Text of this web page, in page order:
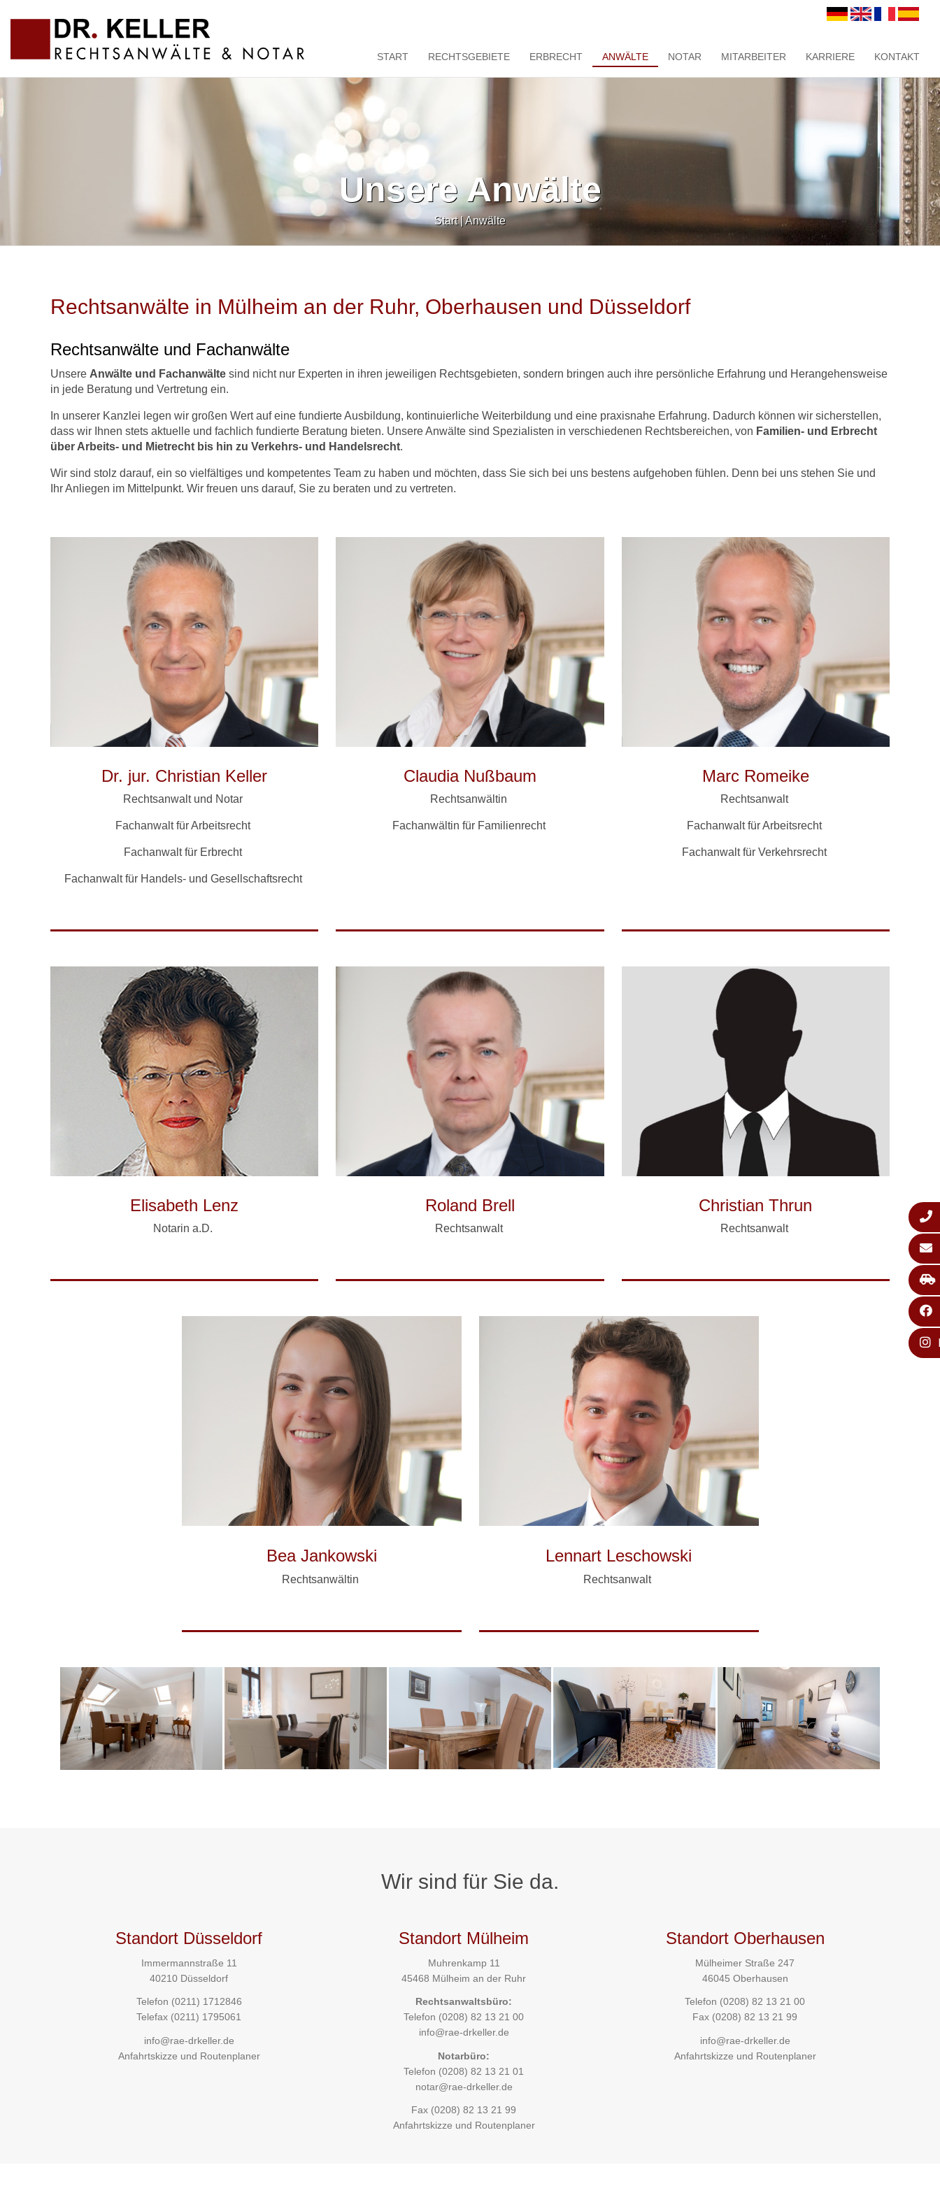
START RECHTSGEBIETE ERBRECHT ANWÄLTE NOTAR MITARBEITER KARRIERE KONTAKT
Unsere Anwälte
Start|Anwälte
Rechtsanwälte in Mülheim an der Ruhr, Oberhausen und Düsseldorf
Rechtsanwälte und Fachanwälte
Unsere Anwälte und Fachanwälte sind nicht nur Experten in ihren jeweiligen Rechtsgebieten, sondern bringen auch ihre persönliche Erfahrung und Herangehensweise
in jede Beratung und Vertretung ein.
In unserer Kanzlei legen wir großen Wert auf eine fundierte Ausbildung, kontinuierliche Weiterbildung und eine praxisnahe Erfahrung. Dadurch können wir sicherstellen,
dass wir Ihnen stets aktuelle und fachlich fundierte Beratung bieten. Unsere Anwälte sind Spezialisten in verschiedenen Rechtsbereichen, von Familien- und Erbrecht
über Arbeits- und Mietrecht bis hin zu Verkehrs- und Handelsrecht.
Wir sind stolz darauf, ein so vielfältiges und kompetentes Team zu haben und möchten, dass Sie sich bei uns bestens aufgehoben fühlen. Denn bei uns stehen Sie und
Ihr Anliegen im Mittelpunkt. Wir freuen uns darauf, Sie zu beraten und zu vertreten.
Dr. jur. Christian Keller
Rechtsanwalt und Notar
Fachanwalt für Arbeitsrecht
Fachanwalt für Erbrecht
Fachanwalt für Handels- und Gesellschaftsrecht
Claudia Nußbaum
Rechtsanwältin
Fachanwältin für Familienrecht
Marc Romeike
Rechtsanwalt
Fachanwalt für Arbeitsrecht
Fachanwalt für Verkehrsrecht
Elisabeth Lenz
Notarin a.D.
Roland Brell
Rechtsanwalt
Christian Thrun
Rechtsanwalt
Bea Jankowski
Rechtsanwältin
Lennart Leschowski
Rechtsanwalt
Wir sind für Sie da.
Standort Düsseldorf
Immermannstraße 11
40210 Düsseldorf
Telefon (0211) 1712846
Telefax (0211) 1795061
info@rae-drkeller.de
Anfahrtskizze und Routenplaner
Standort Mülheim
Muhrenkamp 11
45468 Mülheim an der Ruhr
Rechtsanwaltsbüro:
Telefon (0208) 82 13 21 00
info@rae-drkeller.de
Notarbüro:
Telefon (0208) 82 13 21 01
notar@rae-drkeller.de
Fax (0208) 82 13 21 99
Anfahrtskizze und Routenplaner
Standort Oberhausen
Mülheimer Straße 247
46045 Oberhausen
Telefon (0208) 82 13 21 00
Fax (0208) 82 13 21 99
info@rae-drkeller.de
Anfahrtskizze und Routenplaner